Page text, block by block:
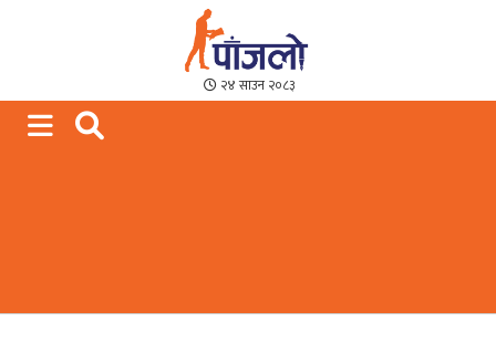
Paajalo News
We are from Far West Nepal
२४ साउन २०८३